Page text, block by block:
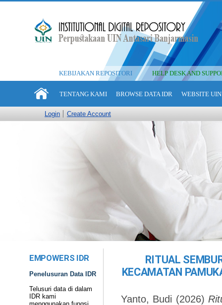
KEBIJAKAN REPOSITORI HELP DESK AND
TENTANG KAMI BROWSE DATA IDR WEBSITE
Login Create Account
EMPOWERS IDR
Penelusuran Data IDR
Telusuri data di dalam
IDR kami
RITUAL
KECAMATAN
Yanto, Budi (2026)